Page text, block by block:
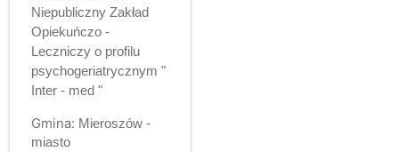
Niepubliczny Zakład
Opiekuńczo -
Leczniczy o profilu
psychogeriatrycznym "
Inter - med "
Gmina: Mieroszów -
miasto